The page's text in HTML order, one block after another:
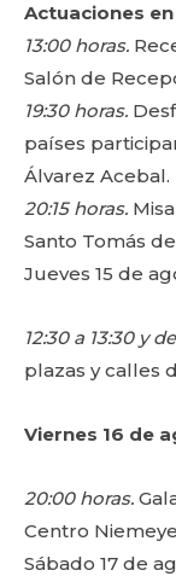
Actuaciones
13:00 horas.
Salón de
19:30 horas.
países
Álvarez Acebal.
20:15 horas.
Santo Tomás
Jueves 15 de
12:30 a 13:30 y
plazas y calles
Viernes 16 de
20:00 horas.
Centro
Sábado 17 de